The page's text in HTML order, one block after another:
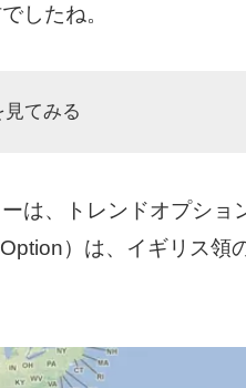
したね。
てみる
は、トレンドオプショ
）は、イギリス領